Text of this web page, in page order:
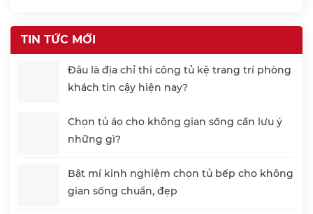
TIN TỨC MỚI
Đâu là địa chỉ thi công tủ kệ trang trí phòng
khách tin cậy hiện nay?
Chọn tủ áo cho không gian sống cần lưu ý
những gì?
Bật mí kinh nghiệm chọn tủ bếp cho không
gian sống chuẩn, đẹp